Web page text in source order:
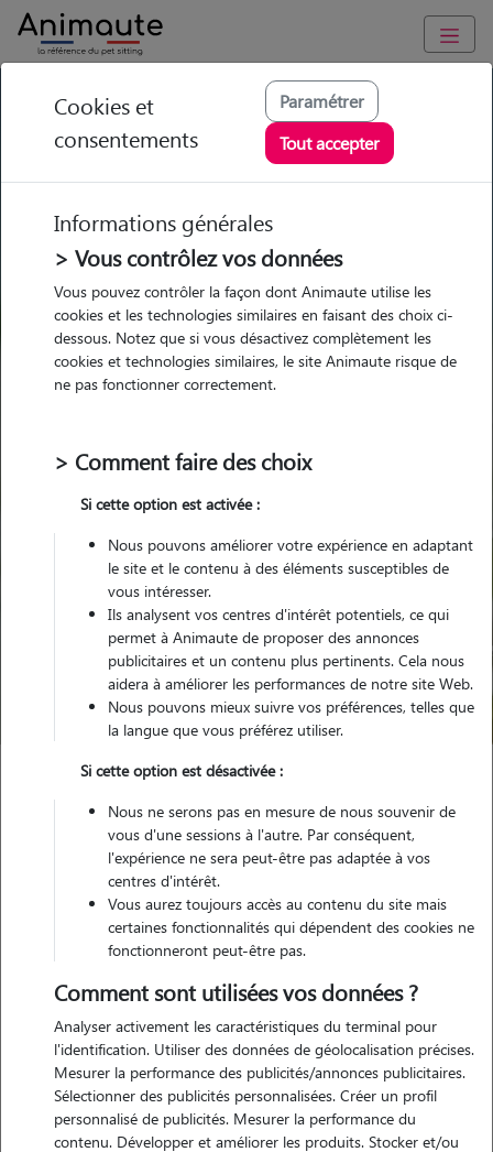
GARDE ANIMAUX à Tournon-Saint-Martin : Garde chien et
chat en famille ou à domicile, visites et promenades
Trouvez une garde animaux à
Tournon-Saint-Martin
Parmi nos 1 pet-sitters à Tournon-
Saint-Martin
Pour quel animal ?
Trouver mon Pet Sitter
Tournon-Saint-Martin
Nos promeneurs et familles d'accueil
à Tournon-Saint-Martin (36220)
Cookies et
consentements
Paramétrer
Tout accepter
Informations générales
> Vous contrôlez vos données
Vous pouvez contrôler la façon dont Animaute utilise les
cookies et les technologies similaires en faisant des choix ci-
dessous. Notez que si vous désactivez complètement les
cookies et technologies similaires, le site Animaute risque de
ne pas fonctionner correctement.
> Comment faire des choix
Si cette option est activée :
Nous pouvons améliorer votre expérience en adaptant
le site et le contenu à des éléments susceptibles de
vous intéresser.
Ils analysent vos centres d'intérêt potentiels, ce qui
permet à Animaute de proposer des annonces
publicitaires et un contenu plus pertinents. Cela nous
aidera à améliorer les performances de notre site Web.
Nous pouvons mieux suivre vos préférences, telles que
la langue que vous préférez utiliser.
Si cette option est désactivée :
Nous ne serons pas en mesure de nous souvenir de
vous d'une sessions à l'autre. Par conséquent,
l'expérience ne sera peut-être pas adaptée à vos
centres d'intérêt.
Vous aurez toujours accès au contenu du site mais
certaines fonctionnalités qui dépendent des cookies ne
fonctionneront peut-être pas.
Comment sont utilisées vos données ?
Analyser activement les caractéristiques du terminal pour
l'identification. Utiliser des données de géolocalisation précises.
Mesurer la performance des publicités/annonces publicitaires.
Sélectionner des publicités personnalisées. Créer un profil
personnalisé de publicités. Mesurer la performance du
contenu. Développer et améliorer les produits. Stocker et/ou